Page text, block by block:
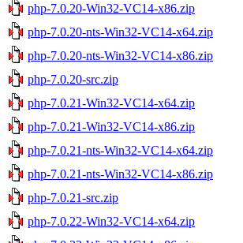
php-7.0.20-Win32-VC14-x86.zip
php-7.0.20-nts-Win32-VC14-x64.zip
php-7.0.20-nts-Win32-VC14-x86.zip
php-7.0.20-src.zip
php-7.0.21-Win32-VC14-x64.zip
php-7.0.21-Win32-VC14-x86.zip
php-7.0.21-nts-Win32-VC14-x64.zip
php-7.0.21-nts-Win32-VC14-x86.zip
php-7.0.21-src.zip
php-7.0.22-Win32-VC14-x64.zip